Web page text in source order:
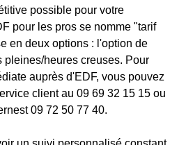
possible pour votre
pour les pros se nomme "tarif
en deux options : l'option de
pleines/heures creuses. Pour
auprès d'EDF, vous pouvez
client au 09 69 32 15 15 ou
09 72 50 77 40.